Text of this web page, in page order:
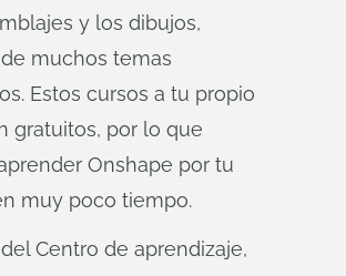
y los dibujos,
muchos temas
Estos cursos a tu propio
gratuitos, por lo que
Onshape por tu
muy poco tiempo.
Centro de aprendizaje,